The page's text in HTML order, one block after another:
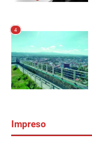
4
Impreso